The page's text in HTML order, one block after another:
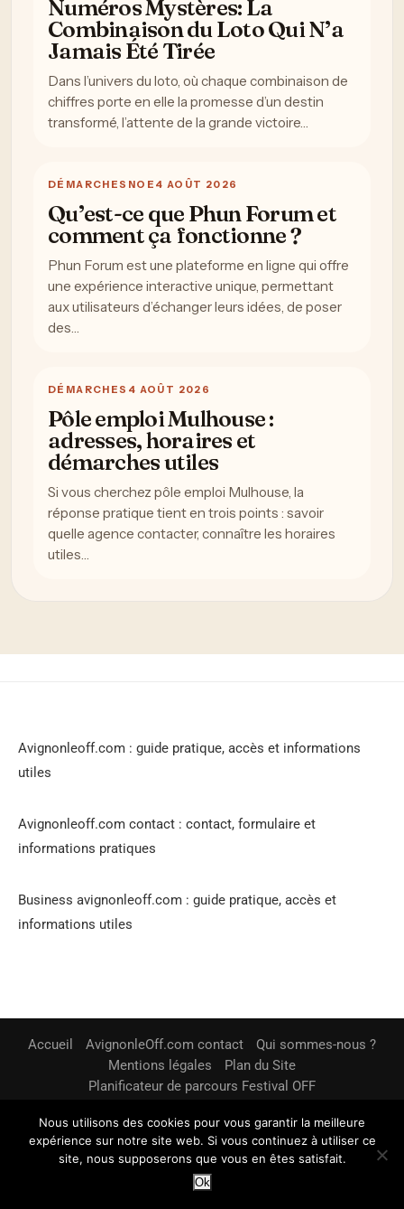
Numéros Mystères: La
Combinaison du Loto Qui N’a
Jamais Été Tirée
Dans l’univers du loto, où chaque combinaison de
chiffres porte en elle la promesse d’un destin
transformé, l’attente de la grande victoire…
DÉMARCHES NOE 4 AOÛT 2026
Qu’est-ce que Phun Forum et
comment ça fonctionne ?
Phun Forum est une plateforme en ligne qui offre
une expérience interactive unique, permettant
aux utilisateurs d’échanger leurs idées, de poser
des…
DÉMARCHES 4 AOÛT 2026
Pôle emploi Mulhouse :
adresses, horaires et
démarches utiles
Si vous cherchez pôle emploi Mulhouse, la
réponse pratique tient en trois points : savoir
quelle agence contacter, connaître les horaires
utiles…
Avignonleoff.com : guide pratique, accès et informations
utiles
Avignonleoff.com contact : contact, formulaire et
informations pratiques
Business avignonleoff.com : guide pratique, accès et
informations utiles
Accueil AvignonleOff.com contact
Qui sommes-nous ?
Mentions légales
Plan du Site
Planificateur de parcours Festival OFF
utiles
Avignonleoff.com : guide pratique, accès et informations
utiles
Avignonleoff.com : guide pratique, accès et informations
Nous utilisons des cookies pour vous garantir la meilleure
expérience sur notre site web. Si vous continuez à utiliser ce
site, nous supposerons que vous en êtes satisfait.
Ok